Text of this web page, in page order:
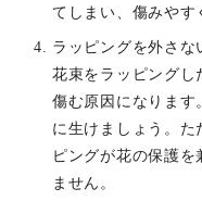
てしまい、傷みやす
ラッピングを外さな
花束をラッピングし
傷む原因になります
に生けましょう。た
ピングが花の保護を
ません。